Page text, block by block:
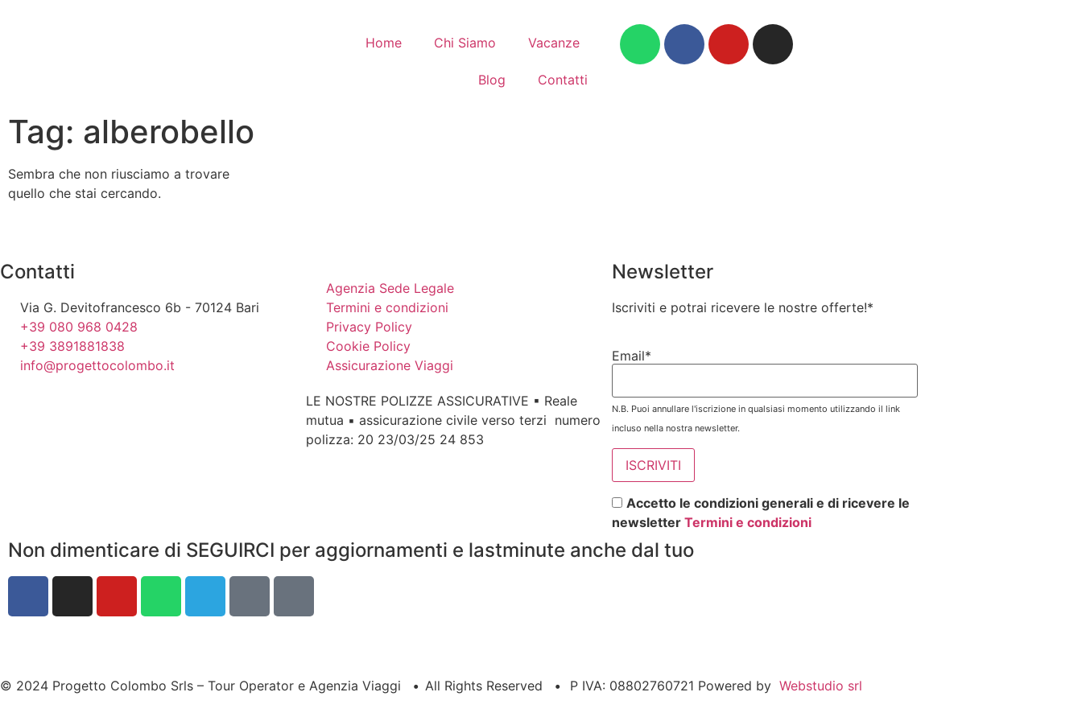
Home Chi Siamo Vacanze
Blog Contatti
Tag: alberobello
Sembra che non riusciamo a trovare
quello che stai cercando.
Contatti
Via G. Devitofrancesco 6b - 70124 Bari
+39 080 968 0428
+39 3891881838
info@progettocolombo.it
Agenzia Sede Legale
Termini e condizioni
Privacy Policy
Cookie Policy
Assicurazione Viaggi
LE NOSTRE POLIZZE ASSICURATIVE ▪ Reale
mutua ▪ assicurazione civile verso terzi numero
polizza: 20 23/03/25 24 853
Newsletter
Iscriviti e potrai ricevere le nostre offerte!*
Email*
N.B. Puoi annullare l'iscrizione in qualsiasi momento utilizzando il link
incluso nella nostra newsletter.
Accetto le condizioni generali e di ricevere le
newsletter Termini e condizioni
Non dimenticare di SEGUIRCI per aggiornamenti e lastminute anche dal tuo
© 2024 Progetto Colombo Srls – Tour Operator e Agenzia Viaggi • All Rights Reserved • P IVA: 08802760721 Powered by Webstudio srl